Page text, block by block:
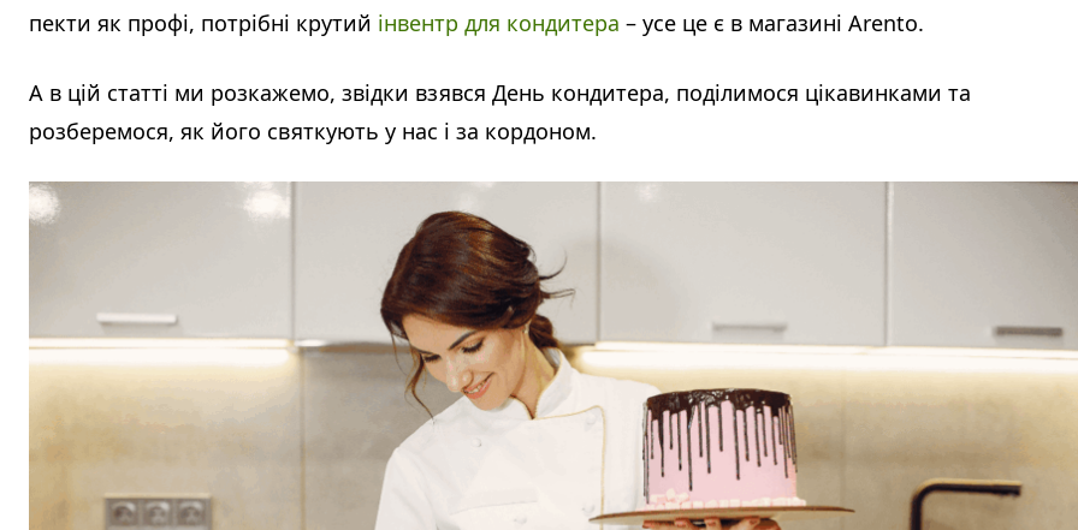
пекти як профі, потрібні крутий інвентр для кондитера – усе це є в магазині Arento.
А в цій статті ми розкажемо, звідки взявся День кондитера, поділимося цікавинками та
розберемося, як його святкують у нас і за кордоном.